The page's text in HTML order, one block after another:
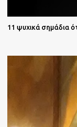
11 ψυχικά σημάδια